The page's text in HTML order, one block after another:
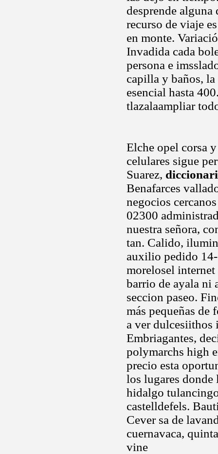
desprende alguna
recurso de viaje
en monte.
Invadida cada
persona e
capilla y baños,
esencial hasta
tlazalaampliar
Elche opel corsa
celulares sigue
Suarez,
Benafarces
negocios
02300
nuestra señora,
tan. Calido,
auxilio pedido
morelosel
barrio de ayala ni
seccion paseo.
más pequeñas
a ver
Embriagantes,
polymarchs high
precio esta
los lugares donde
hidalgo
castelldefels.
Cever sa de
cuernavaca,
vine